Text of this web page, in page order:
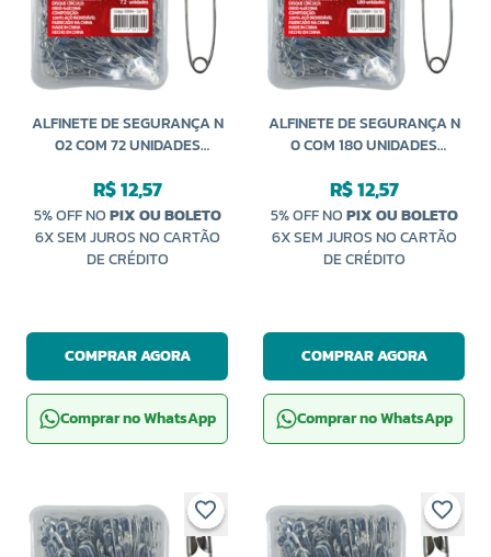
ALFINETE DE SEGURANÇA N
02 COM 72 UNIDADES
R$ 12,57
5% OFF NOPIX OU BOLETO
6X SEM JUROS NO CARTÃO
DE CRÉDITO
COMPRAR AGORA
Comprar no WhatsApp
ALFINETE DE SEGURANÇA N
0 COM 180 UNIDADES
R$ 12,57
5% OFF NOPIX OU BOLETO
6X SEM JUROS NO CARTÃO
DE CRÉDITO
COMPRAR AGORA
Comprar no WhatsApp